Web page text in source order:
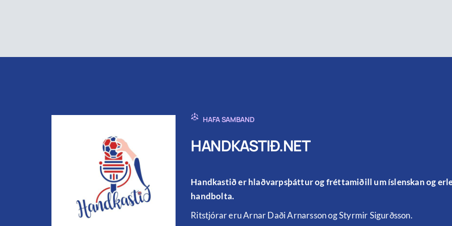
HAFA SAMBAND
HANDKASTIÐ.NET
Handkastið er hlaðvarpsþáttur og fréttamiðill um íslenskan og
handbolta.
Ritstjórar eru Arnar Daði Arnarsson og Styrmir Sigurðsson.